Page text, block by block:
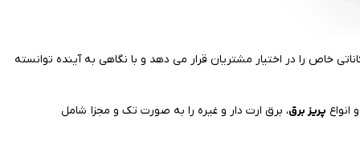
خاص را در اختیار مشتریان قرار می دهد و با نگاهی به آینده توانسته
و انواع پریز برق، برق ارت دار و غیره را به صورت تک و مجزا شامل